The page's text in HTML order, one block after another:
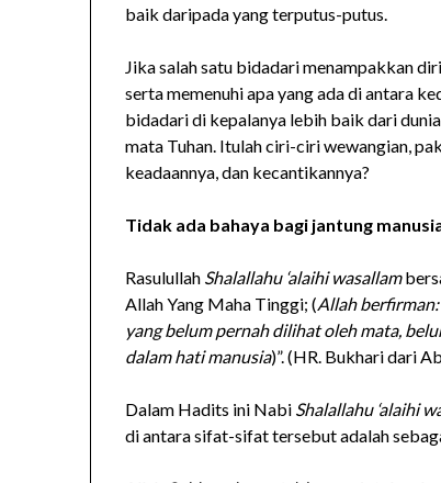
baik daripada yang terputus-putus.
Jika salah satu bidadari menampakkan
serta memenuhi apa yang ada di antara
bidadari di kepalanya lebih baik dari
mata Tuhan. Itulah ciri-ciri wewangian,
keadaannya, dan kecantikannya?
Tidak ada bahaya bagi jantung
Rasulullah Shalallahu ‘alaihi wasallam
Allah Yang Maha Tinggi; (Allah
yang belum pernah dilihat oleh mata,
dalam hati manusia)”. (HR. Bukhari dari
Dalam Hadits ini Nabi Shalallahu ‘alaihi
di antara sifat-sifat tersebut adalah